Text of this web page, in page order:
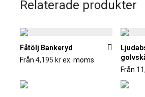
Relaterade produkter
Fåtölj Bankeryd
Från 4,195 krex. moms
Från